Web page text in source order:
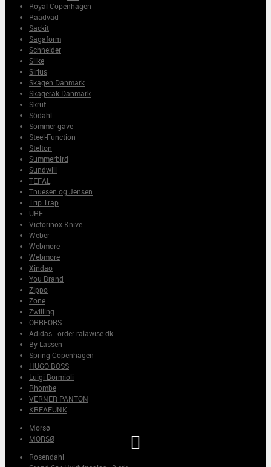
Royal Copenhagen
Raadvad
Sackit
Sagaform
Schneider
Silke
Sirius
Skagen Danmark
Skagerak Danmark
Skruf
Sôdahl
Sommer gave
Steel-Function
Stelton
Summerbird
Sundwill
TEFAL
Thuesen og Jensen
Trip Trap
URE
Victorinox Knive
Weber
Webmore
Webmore
Xindao
You Brand
Zippo
Zone
Zwilling
ORRFORS
Adidas - order-ralawise.dk
By Lassen
Spring Copenhagen
HUGO BOSS
Luigi Bormioli
Rhombe
VERNER PANTON
KREAFUNK
Morsø
MORSØ
Rosendahl
